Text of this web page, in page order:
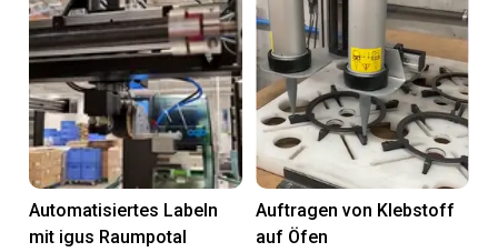
Automatisiertes Labeln
mit igus Raumpotal
Auftragen von Klebstoff
auf Öfen